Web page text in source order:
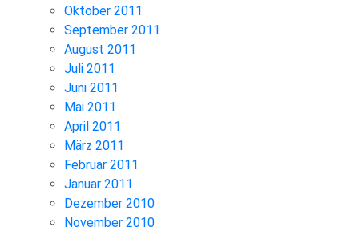
Oktober 2011
September 2011
August 2011
Juli 2011
Juni 2011
Mai 2011
April 2011
März 2011
Februar 2011
Januar 2011
Dezember 2010
November 2010